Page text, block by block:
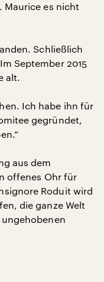
Maurice es nicht
Schließlich
September 2015
alt.
Ich habe ihn für
gegründet,
aus dem
offenes Ohr für
Roduit wird
die ganze Welt